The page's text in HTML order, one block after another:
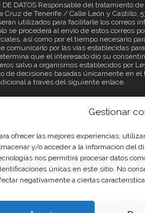
Gestionar
ofrecer las mejores experiencias,
y/o acceder a la información del
nos permitirá procesar datos
únicas en este sitio. No
negativamente a ciertas
DE DATOS Responsable del tratamiento
Cruz de Tenerife / Calle León y Castillo,
utilizados para facilitarle los correos
se procederá al envío de estos correos
así como por el tiempo necesario
por las vías establecidas
que el interesado dio su
salvo a organismos establecidos por
de decisiones basadas únicamente en
a través del siguiente enlace.
|Aviso Legal